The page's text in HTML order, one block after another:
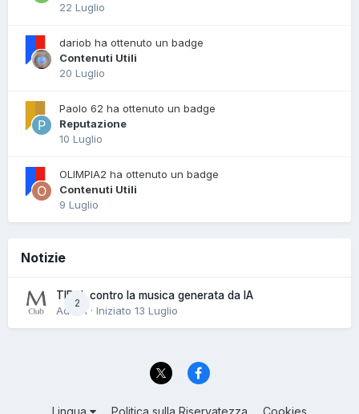
22 Luglio
dariob ha ottenuto un badge
Contenuti Utili
20 Luglio
Paolo 62 ha ottenuto un badge
Reputazione
10 Luglio
OLIMPIA2 ha ottenuto un badge
Contenuti Utili
9 Luglio
Notizie
2
TIDAL contro la musica generata da IA
Admin · Iniziato 13 Luglio
Lingua Politica sulla Riservatezza Cookies